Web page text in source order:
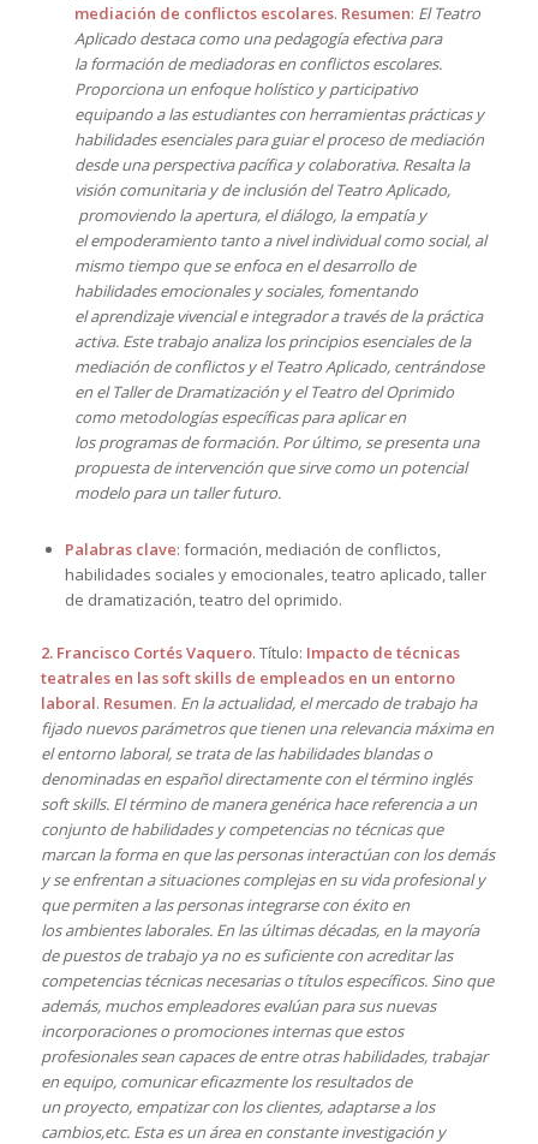
mediación de conflictos escolares. Resumen: El Teatro
Aplicado destaca como una pedagogía efectiva para
la formación de mediadoras en conflictos escolares.
Proporciona un enfoque holístico y participativo
equipando a las estudiantes con herramientas prácticas y
habilidades esenciales para guiar el proceso de mediación
desde una perspectiva pacífica y colaborativa. Resalta la
visión comunitaria y de inclusión del Teatro Aplicado,
promoviendo la apertura, el diálogo, la empatía y
el empoderamiento tanto a nivel individual como social, al
mismo tiempo que se enfoca en el desarrollo de
habilidades emocionales y sociales, fomentando
el aprendizaje vivencial e integrador a través de la práctica
activa. Este trabajo analiza los principios esenciales de la
mediación de conflictos y el Teatro Aplicado, centrándose
en el Taller de Dramatización y el Teatro del Oprimido
como metodologías específicas para aplicar en
los programas de formación. Por último, se presenta una
propuesta de intervención que sirve como un potencial
modelo para un taller futuro.
Palabras clave: formación, mediación de conflictos,
habilidades sociales y emocionales, teatro aplicado, taller
de dramatización, teatro del oprimido.
2. Francisco Cortés Vaquero. Título: Impacto de técnicas
teatrales en las soft skills de empleados en un entorno
laboral. Resumen. En la actualidad, el mercado de trabajo ha
fijado nuevos parámetros que tienen una relevancia máxima en
el entorno laboral, se trata de las habilidades blandas o
denominadas en español directamente con el término inglés
soft skills. El término de manera genérica hace referencia a un
conjunto de habilidades y competencias no técnicas que
marcan la forma en que las personas interactúan con los demás
y se enfrentan a situaciones complejas en su vida profesional y
que permiten a las personas integrarse con éxito en
los ambientes laborales. En las últimas décadas, en la mayoría
de puestos de trabajo ya no es suficiente con acreditar las
competencias técnicas necesarias o títulos específicos. Sino que
además, muchos empleadores evalúan para sus nuevas
incorporaciones o promociones internas que estos
profesionales sean capaces de entre otras habilidades, trabajar
en equipo, comunicar eficazmente los resultados de
un proyecto, empatizar con los clientes, adaptarse a los
cambios,etc. Esta es un área en constante investigación y